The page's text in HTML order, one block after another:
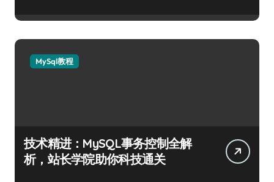
MySql教程
技术精进：MySQL事务控制全解
析，站长学院助你科技通关